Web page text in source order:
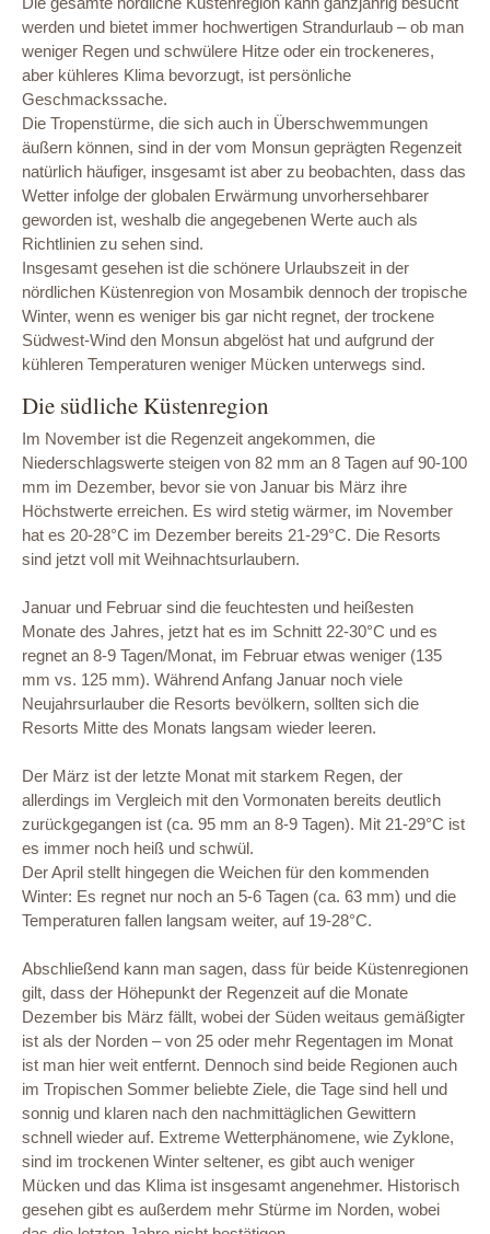
werden und bietet immer hochwertigen Strandurlaub – ob man
weniger Regen und schwülere Hitze oder ein trockeneres,
aber kühleres Klima bevorzugt, ist persönliche
Geschmackssache.
Die Tropenstürme, die sich auch in Überschwemmungen
äußern können, sind in der vom Monsun geprägten Regenzeit
natürlich häufiger, insgesamt ist aber zu beobachten, dass das
Wetter infolge der globalen Erwärmung unvorhersehbarer
geworden ist, weshalb die angegebenen Werte auch als
Richtlinien zu sehen sind.
Insgesamt gesehen ist die schönere Urlaubszeit in der
nördlichen Küstenregion von Mosambik dennoch der tropische
Winter, wenn es weniger bis gar nicht regnet, der trockene
Südwest-Wind den Monsun abgelöst hat und aufgrund der
kühleren Temperaturen weniger Mücken unterwegs sind.
Die südliche Küstenregion
Im November ist die Regenzeit angekommen, die
Niederschlagswerte steigen von 82 mm an 8 Tagen auf 90-100
mm im Dezember, bevor sie von Januar bis März ihre
Höchstwerte erreichen. Es wird stetig wärmer, im November
hat es 20-28°C im Dezember bereits 21-29°C. Die Resorts
sind jetzt voll mit Weihnachtsurlaubern.
Januar und Februar sind die feuchtesten und heißesten
Monate des Jahres, jetzt hat es im Schnitt 22-30°C und es
regnet an 8-9 Tagen/Monat, im Februar etwas weniger (135
mm vs. 125 mm). Während Anfang Januar noch viele
Neujahrsurlauber die Resorts bevölkern, sollten sich die
Resorts Mitte des Monats langsam wieder leeren.
Der März ist der letzte Monat mit starkem Regen, der
allerdings im Vergleich mit den Vormonaten bereits deutlich
zurückgegangen ist (ca. 95 mm an 8-9 Tagen). Mit 21-29°C ist
es immer noch heiß und schwül.
Der April stellt hingegen die Weichen für den kommenden
Winter: Es regnet nur noch an 5-6 Tagen (ca. 63 mm) und die
Temperaturen fallen langsam weiter, auf 19-28°C.
Abschließend kann man sagen, dass für beide Küstenregionen
gilt, dass der Höhepunkt der Regenzeit auf die Monate
Dezember bis März fällt, wobei der Süden weitaus gemäßigter
ist als der Norden – von 25 oder mehr Regentagen im Monat
ist man hier weit entfernt. Dennoch sind beide Regionen auch
im Tropischen Sommer beliebte Ziele, die Tage sind hell und
sonnig und klaren nach den nachmittäglichen Gewittern
schnell wieder auf. Extreme Wetterphänomene, wie Zyklone,
sind im trockenen Winter seltener, es gibt auch weniger
Mücken und das Klima ist insgesamt angenehmer. Historisch
gesehen gibt es außerdem mehr Stürme im Norden, wobei